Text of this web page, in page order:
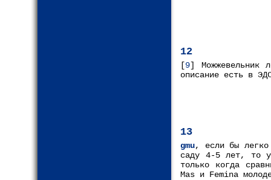
12
[9] Можжевельник
описание есть в
13
gmu, если бы
саду 4-5 лет, то
только когда
Mas и Femina